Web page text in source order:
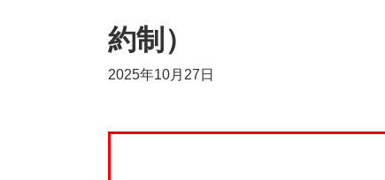
約制）
2025年10月27日